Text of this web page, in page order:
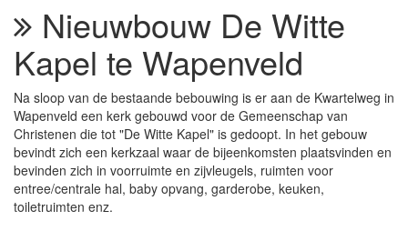
Nieuwbouw De Witte
Kapel te Wapenveld
Na sloop van de bestaande bebouwing is er aan de Kwartelweg in
Wapenveld een kerk gebouwd voor de Gemeenschap van
Christenen die tot "De Witte Kapel" is gedoopt. In het gebouw
bevindt zich een kerkzaal waar de bijeenkomsten plaatsvinden en
bevinden zich in voorruimte en zijvleugels, ruimten voor
entree/centrale hal, baby opvang, garderobe, keuken,
toiletruimten enz.